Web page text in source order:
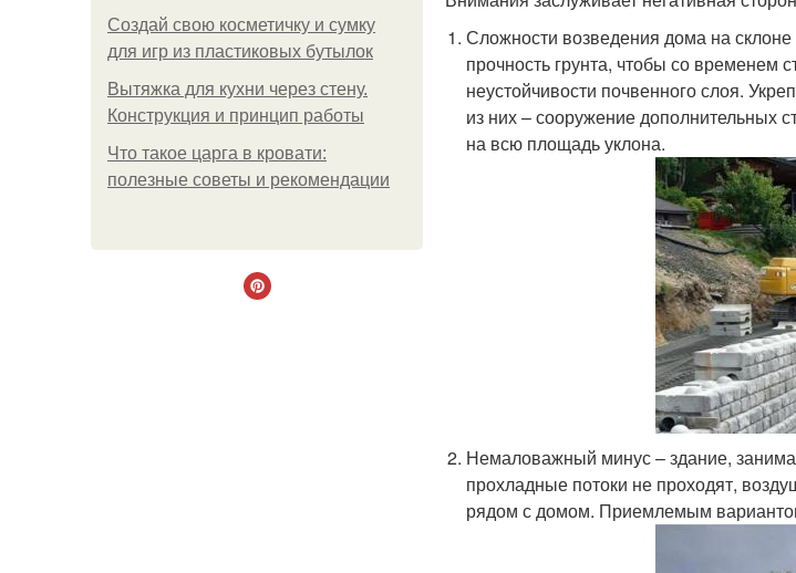
Создай свою косметичку и сумку
для игр из пластиковых бутылок
Вытяжка для кухни через стену.
Конструкция и принцип работы
Что такое царга в кровати:
полезные советы и рекомендации
Сложности возведения дома на
прочность грунта, чтобы со временем
неустойчивости почвенного слоя.
из них – сооружение дополнительных
на всю площадь уклона.
Немаловажный минус – здание,
прохладные потоки не проходят,
рядом с домом. Приемлемым